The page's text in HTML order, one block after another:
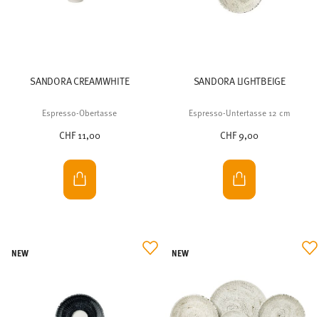
SANDORA CREAMWHITE
Espresso-Obertasse
CHF 11,00
SANDORA LIGHTBEIGE
Espresso-Untertasse 12 cm
CHF 9,00
NEW NEW